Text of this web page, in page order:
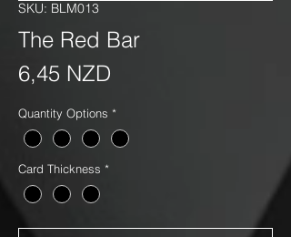
SKU: BLM013
The Red Bar
6,45 NZD
Quantity Options *
Card Thickness *